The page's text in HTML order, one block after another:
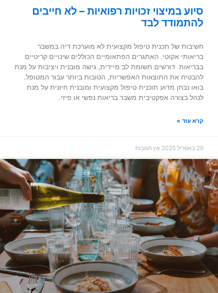
סיוע במיצוי זכויות רפואיות – לא חייבים
להתמודד לבד
חשיבות של תכנית טיפול מקצועית לא מוערכת דיה במשבר
בריאותי אקוטי. האתגרים הפתאומיים הכוללים שינויים קריטיים
בבריאות דורשים תשומת לב מיידית, גישה מובנית ויציבות על מנת
להבטיח את התוצאות האפשריות, הטובות ביותר עבור המטופל.
בואו נבחן מדוע תוכנית טיפול מקצועית ומובנית חיונית על מנת
לנהל בצורה אפקטיבית משבר בריאות נפשי או פיזי.
קרא עוד »
29 באפריל 2025 אין תגובות